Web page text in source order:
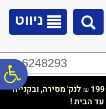
ניווט
02-6248293
₪ לנק' מסירה, ובקנייה
הבית !